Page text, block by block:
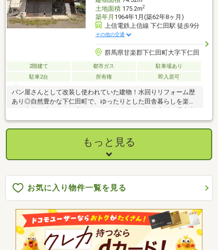
土地面積175.2m2
築年月 1964年1月(築62年8ヶ月)
上信電鉄上信線 下仁田駅 徒歩9分
その他の交通
群馬県甘楽郡下仁田町大字下仁田
2階建て 都市ガス
駐車場あり
駐車2台
所有権 即入居可
パン屋さんとして改装し使われていた建物！水回りリフォーム歴
あり◎自然豊かな下仁田町で、ゆったりとした田舎暮らしを楽し
用にもご検討いただけます。
もっと見る
お気に入り物件一覧を見る